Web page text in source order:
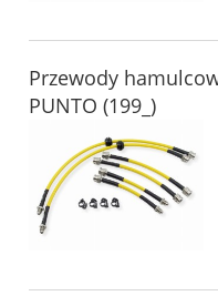
Przewody
PUNTO (199_)